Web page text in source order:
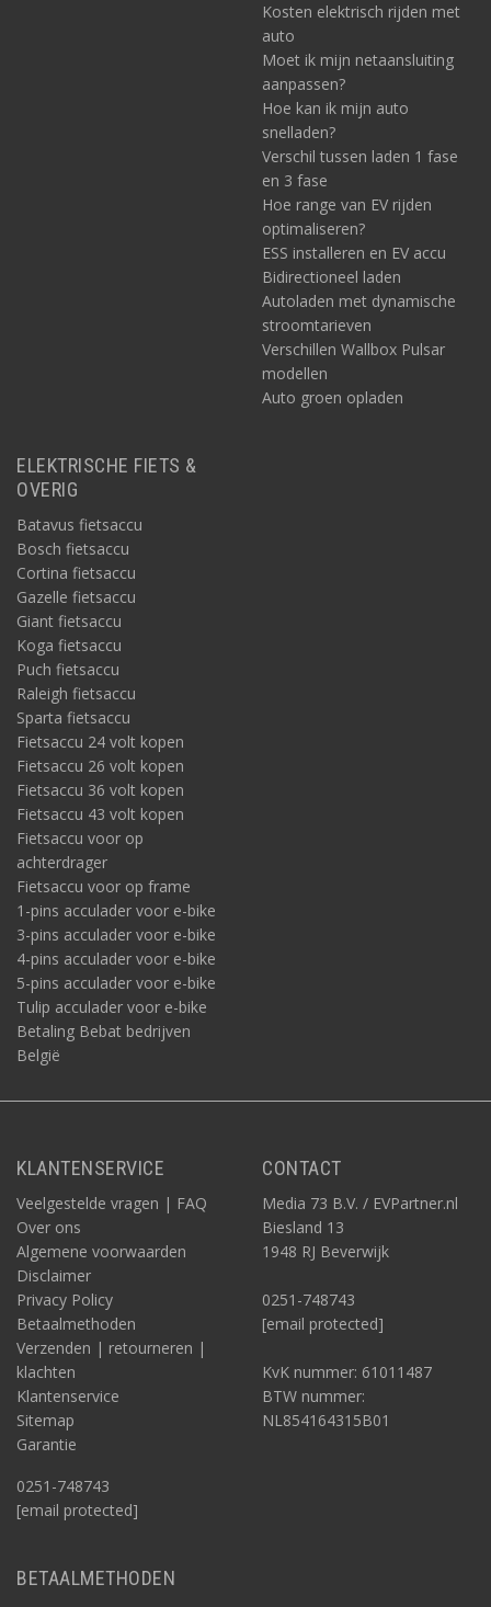
Kosten elektrisch rijden met
auto
Moet ik mijn netaansluiting
aanpassen?
Hoe kan ik mijn auto
snelladen?
Verschil tussen laden 1 fase
en 3 fase
Hoe range van EV rijden
optimaliseren?
ESS installeren en EV accu
Bidirectioneel laden
Autoladen met dynamische
stroomtarieven
Verschillen Wallbox Pulsar
modellen
Auto groen opladen
ELEKTRISCHE FIETS &
OVERIG
Batavus fietsaccu
Bosch fietsaccu
Cortina fietsaccu
Gazelle fietsaccu
Giant fietsaccu
Koga fietsaccu
Puch fietsaccu
Raleigh fietsaccu
Sparta fietsaccu
Fietsaccu 24 volt kopen
Fietsaccu 26 volt kopen
Fietsaccu 36 volt kopen
Fietsaccu 43 volt kopen
Fietsaccu voor op
achterdrager
Fietsaccu voor op frame
1-pins acculader voor e-bike
3-pins acculader voor e-bike
4-pins acculader voor e-bike
5-pins acculader voor e-bike
Tulip acculader voor e-bike
Betaling Bebat bedrijven
België
KLANTENSERVICE
Veelgestelde vragen | FAQ
Over ons
Algemene voorwaarden
Disclaimer
Privacy Policy
Betaalmethoden
Verzenden | retourneren |
klachten
Klantenservice
Sitemap
Garantie
0251-748743
[email protected]
CONTACT
Media 73 B.V. / EVPartner.nl
Biesland 13
1948 RJ Beverwijk
0251-748743
[email protected]
KvK nummer: 61011487
BTW nummer:
NL854164315B01
BETAALMETHODEN